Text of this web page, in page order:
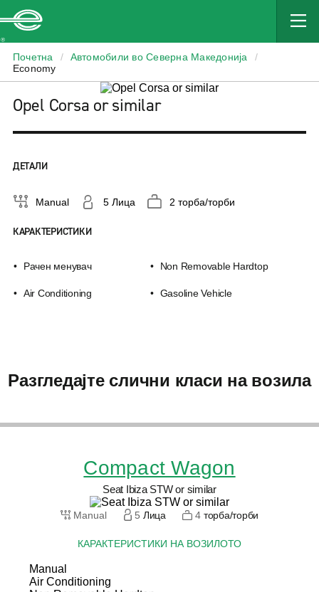
Почетна / Автомобили во Северна Македонија
/
Economy
Opel Corsa or similar
ДЕТАЛИ
Manual 5 Лица 2 торба/торби
КАРАКТЕРИСТИКИ
Рачен менувач
Air Conditioning
Non Removable Hardtop
Gasoline Vehicle
Разгледајте слични класи на возила
Compact Wagon
Seat Ibiza STW or similar
Manual 5 Лица 4 торба/торби
КАРАКТЕРИСТИКИ НА ВОЗИЛОТО
Manual
Air Conditioning